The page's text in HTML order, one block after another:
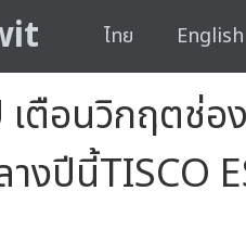
ไทย English
เตือนวิกฤตช่
งปีนี้TISCO